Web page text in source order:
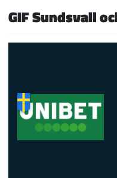
GIF Sundsvall